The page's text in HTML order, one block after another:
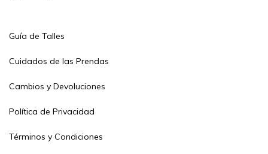
Guía de Talles
Cuidados de las Prendas
Cambios y Devoluciones
Política de Privacidad
Términos y Condiciones